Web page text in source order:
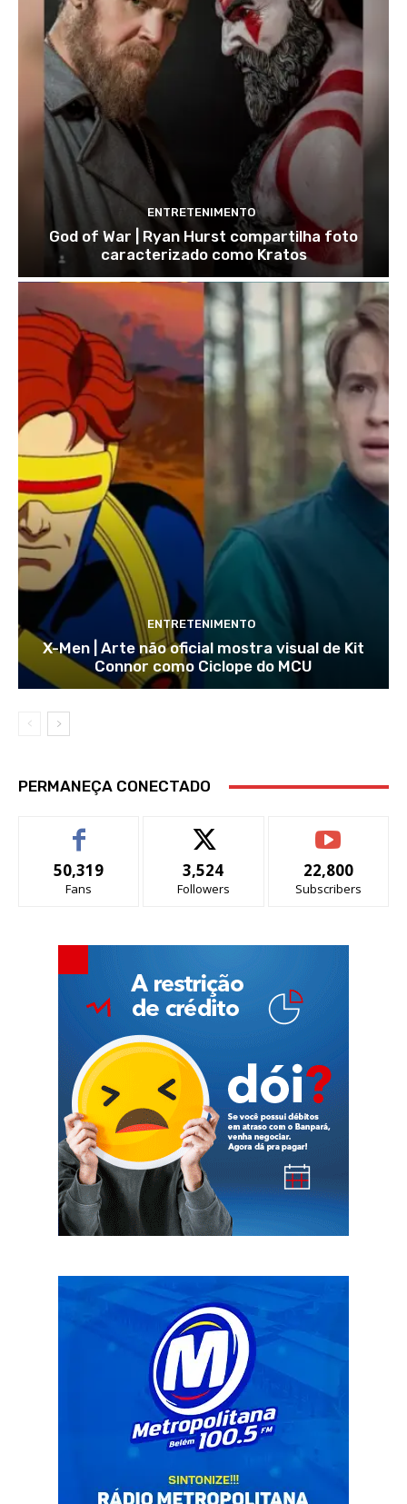
ENTRETENIMENTO
God of War | Ryan Hurst compartilha foto
caracterizado como Kratos
ENTRETENIMENTO
X-Men | Arte não oficial mostra visual de Kit
Connor como Ciclope do MCU
PERMANEÇA CONECTADO
50,319
Fans
3,524
Followers
22,800
Subscribers